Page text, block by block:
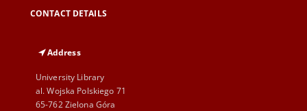
CONTACT DETAILS
Address
University Library
al. Wojska Polskiego 71
65-762 Zielona Góra